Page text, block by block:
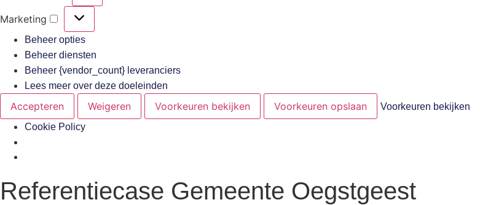
Marketing
Beheer opties
Beheer diensten
Beheer {vendor_count} leveranciers
Lees meer over deze doeleinden
Accepteren Weigeren Voorkeuren bekijken Voorkeuren opslaan
Voorkeuren bekijken
Cookie Policy
Referentiecase Gemeente Oegstgeest